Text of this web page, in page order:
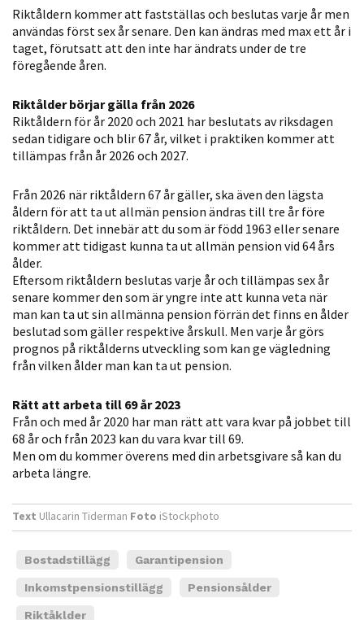
Riktåldern kommer att fastställas och beslutas varje år men
användas först sex år senare. Den kan ändras med max ett år i
taget, förutsatt att den inte har ändrats under de tre
föregående åren.
Riktålder börjar gälla från 2026
Riktåldern för år 2020 och 2021 har beslutats av riksdagen
sedan tidigare och blir 67 år, vilket i praktiken kommer att
tillämpas från år 2026 och 2027.
Från 2026 när riktåldern 67 år gäller, ska även den lägsta
åldern för att ta ut allmän pension ändras till tre år före
riktåldern. Det innebär att du som är född 1963 eller senare
kommer att tidigast kunna ta ut allmän pension vid 64 års
ålder.
Eftersom riktåldern beslutas varje år och tillämpas sex år
senare kommer den som är yngre inte att kunna veta när
man kan ta ut sin allmänna pension förrän det finns en ålder
beslutad som gäller respektive årskull. Men varje år görs
prognos på riktålderns utveckling som kan ge vägledning
från vilken ålder man kan ta ut pension.
Rätt att arbeta till 69 år 2023
Från och med år 2020 har man rätt att vara kvar på jobbet till
68 år och från 2023 kan du vara kvar till 69.
Men om du kommer överens med din arbetsgivare så kan du
arbeta längre.
Text Ullacarin Tiderman Foto iStockphoto
Bostadstillägg Garantipension
Inkomstpensionstillägg Pensionsålder
Riktåklder
funktionalitet
att försvinna
från
Marknadsföring
intressen och ditt
beteende när du
surfar ökar du
chansen att få se
anpassat innehåll
och erbjudanden.